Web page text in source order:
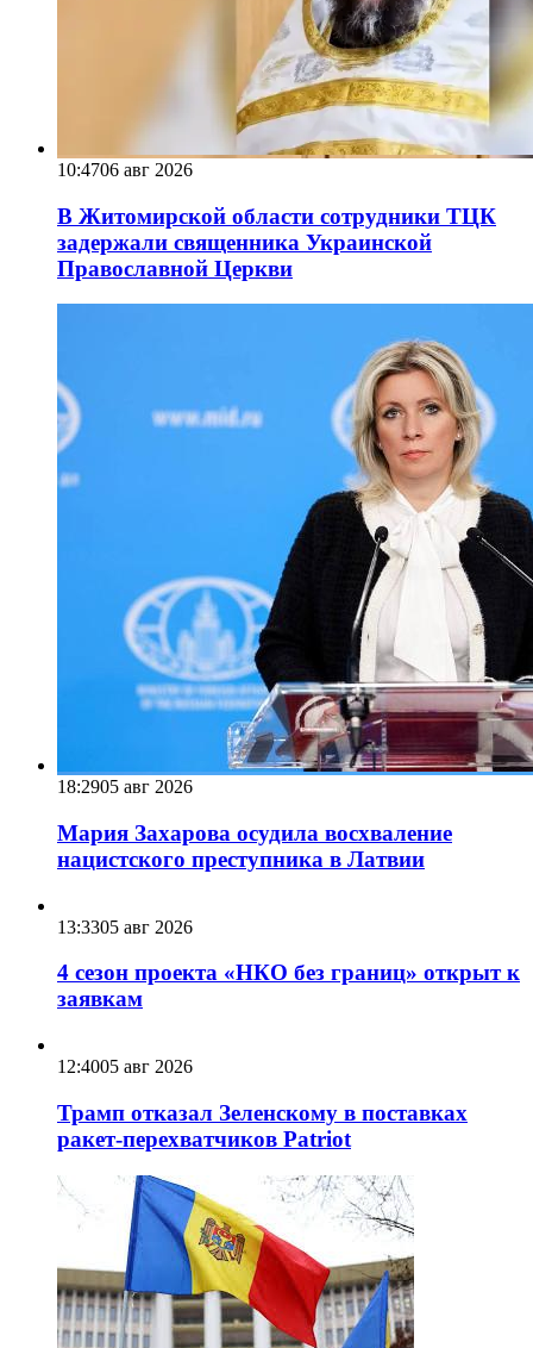
10:4706 авг 2026
В Житомирской области сотрудники ТЦК
задержали священника Украинской
Православной Церкви
18:2905 авг 2026
Мария Захарова осудила восхваление
нацистского преступника в Латвии
13:3305 авг 2026
4 сезон проекта «НКО без границ» открыт к
заявкам
12:4005 авг 2026
Трамп отказал Зеленскому в поставках
ракет-перехватчиков Patriot